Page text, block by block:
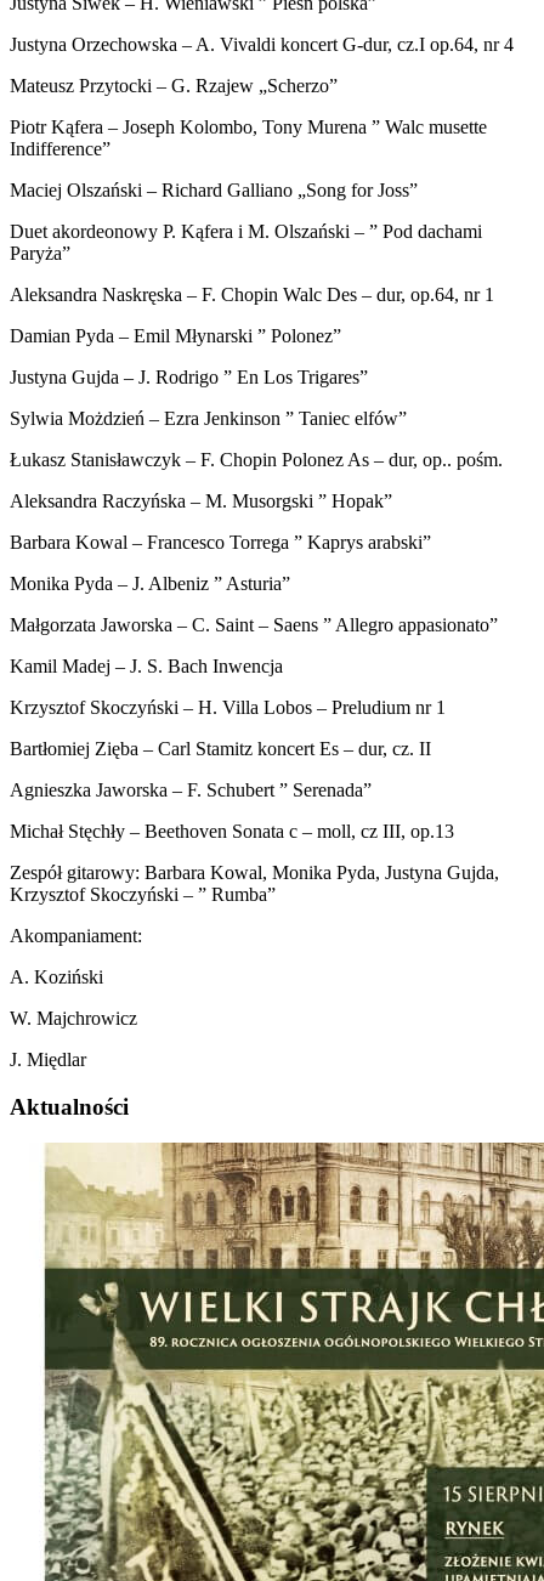
Justyna Orzechowska – A. Vivaldi koncert G-dur, cz.I op.64, nr 4
Mateusz Przytocki – G. Rzajew „Scherzo”
Piotr Kąfera – Joseph Kolombo, Tony Murena ” Walc musette
Indifference”
Maciej Olszański – Richard Galliano „Song for Joss”
Duet akordeonowy P. Kąfera i M. Olszański – ” Pod dachami
Paryża”
Aleksandra Naskręska – F. Chopin Walc Des – dur, op.64, nr 1
Damian Pyda – Emil Młynarski ” Polonez”
Justyna Gujda – J. Rodrigo ” En Los Trigares”
Sylwia Możdzień – Ezra Jenkinson ” Taniec elfów”
Łukasz Stanisławczyk – F. Chopin Polonez As – dur, op.. pośm.
Aleksandra Raczyńska – M. Musorgski ” Hopak”
Barbara Kowal – Francesco Torrega ” Kaprys arabski”
Monika Pyda – J. Albeniz ” Asturia”
Małgorzata Jaworska – C. Saint – Saens ” Allegro appasionato”
Kamil Madej – J. S. Bach Inwencja
Krzysztof Skoczyński – H. Villa Lobos – Preludium nr 1
Bartłomiej Zięba – Carl Stamitz koncert Es – dur, cz. II
Agnieszka Jaworska – F. Schubert ” Serenada”
Michał Stęchły – Beethoven Sonata c – moll, cz III, op.13
Zespół gitarowy: Barbara Kowal, Monika Pyda, Justyna Gujda,
Krzysztof Skoczyński – ” Rumba”
Akompaniament:
A. Koziński
W. Majchrowicz
J. Międlar
Aktualności